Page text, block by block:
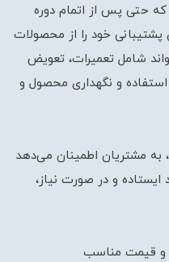
حتی پس از اتمام دوره
خود را از محصولات
شامل تعمیرات، تعویض
و نگهداری محصول و
مشتریان اطمینان می‌دهد
و در صورت نیاز،
و قیمت مناسب